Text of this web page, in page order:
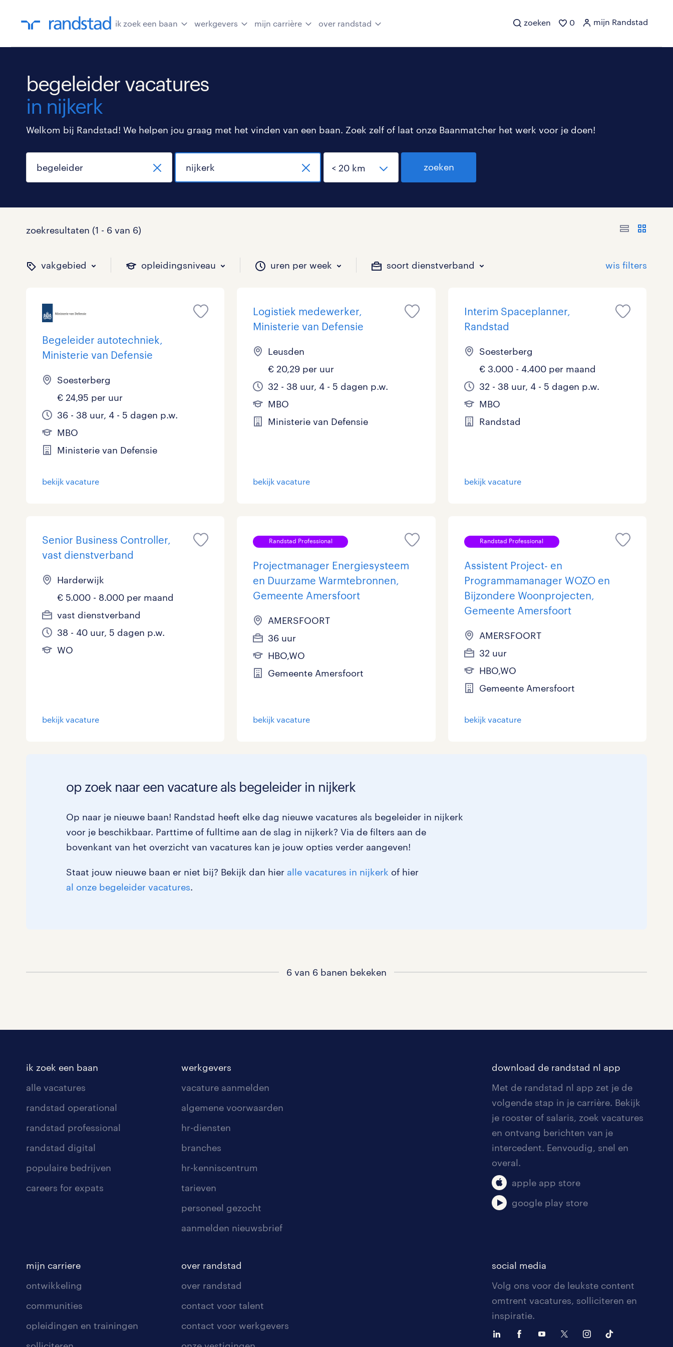
ik zoek een baan werkgevers mijn carrière over randstad zoeken 0 mijn Randstad
begeleider vacatures
in nijkerk
Welkom bij Randstad! We helpen jou graag met het vinden van een baan. Zoek zelf of laat onze Baanmatcher het werk voor je doen!
zoeken
zoekresultaten (1 - 6 van 6)
vakgebied opleidingsniveau uren per week soort dienstverband
binnen welk vakgebied wil je werken?
Beveiliging 0 0
Callcenter / Contactcenter Chauffeurs 0 Commercieel / Verkoop 0
Engineering 2 Financieel Horeca / Catering
ICT
Medisch Onderwijs 0 Overheid 0
Supply chain & procurement Techniek 0
Webcare 0
op welk niveau zoek je vacatures?
Geen 0 HAVO/VWO 0
HBO LBO, MAVO, VMBO 0 MBO
MBO, HAVO, VWO 0 Master Ondersteunend onderwijs
VMBO/MAVO
hoeveel uren per week wil je werken?
9 - 16 uur 0 17 - 24 uur 0
25 - 32 uur 33 - 36 uur 2 37 - 40+ uur 1
welk soort dienstverband zou jij willen?
Tijdelijk 3 Tijdelijk met uitzicht op vast 0
Vast
Begeleider autotechniek,
Ministerie van Defensie
Soesterberg
€ 24,95 per uur
36 - 38 uur, 4 - 5 dagen p.w.
MBO
Ministerie van Defensie
bekijk vacature
Logistiek medewerker,
Ministerie van Defensie
Leusden
€ 20,29 per uur
32 - 38 uur, 4 - 5 dagen p.w.
MBO
Ministerie van Defensie
bekijk vacature
Interim Spaceplanner,
Randstad
Soesterberg
€ 3.000 - 4.400 per maand
32 - 38 uur, 4 - 5 dagen p.w.
MBO
Randstad
bekijk vacature
Senior Business Controller,
vast dienstverband
Harderwijk
€ 5.000 - 8.000 per maand
vast dienstverband
38 - 40 uur, 5 dagen p.w.
WO
bekijk vacature
Randstad Professional
Projectmanager Energiesysteem
en Duurzame Warmtebronnen,
Gemeente Amersfoort
AMERSFOORT
36 uur
HBO,WO
Gemeente Amersfoort
bekijk vacature
Randstad Professional
Assistent Project- en
Programmamanager WOZO en
Bijzondere Woonprojecten,
Gemeente Amersfoort
AMERSFOORT
32 uur
HBO,WO
Gemeente Amersfoort
bekijk vacature
op zoek naar een vacature als begeleider in nijkerk
Op naar je nieuwe baan! Randstad heeft elke dag nieuwe vacatures als begeleider in nijkerk
voor je beschikbaar. Parttime of fulltime aan de slag in nijkerk? Via de filters aan de
bovenkant van het overzicht van vacatures kan je jouw opties verder aangeven!
Staat jouw nieuwe baan er niet bij? Bekijk dan hier alle vacatures in nijkerk of hier
al onze begeleider vacatures.
6 van 6 banen bekeken
ik zoek een baan
alle vacatures
randstad operational
randstad professional
randstad digital
populaire bedrijven
careers for expats
werkgevers
vacature aanmelden
algemene voorwaarden
hr-diensten
branches
hr-kenniscentrum
tarieven
personeel gezocht
aanmelden nieuwsbrief
mijn carriere
ontwikkeling
communities
opleidingen en trainingen
over randstad
over randstad
contact voor talent
contact voor werkgevers
download de randstad nl app
Met de randstad nl app zet je de
volgende stap in je carrière. Bekijk
je rooster of salaris, zoek vacatures
en ontvang berichten van je
intercedent. Eenvoudig, snel en
overal.
apple app store
google play store
social media
Volg ons voor de leukste content
omtrent vacatures, solliciteren en
inspiratie.